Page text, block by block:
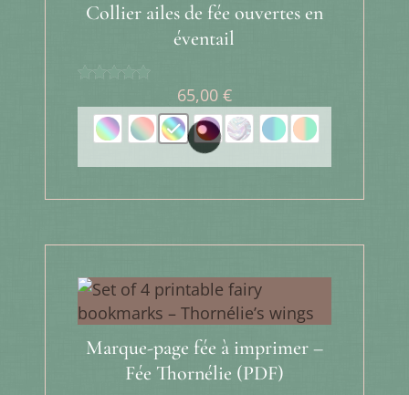
Collier ailes de fée ouvertes en
éventail
5.00
sur 5
65,00 €
Marque-page fée à imprimer –
Fée Thornélie (PDF)